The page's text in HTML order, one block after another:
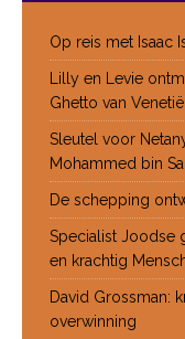
Op reis met Isaac
Lilly en Levie
Ghetto van Venetië
Sleutel voor
Mohammed bin
De schepping
Specialist Joodse
en krachtig
David Grossman:
overwinning